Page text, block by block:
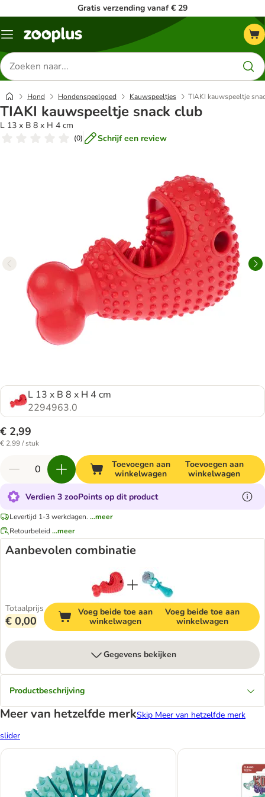
Gratis verzending vanaf € 29
Menu
Zoeken
naar
producten
Hond Hondenspeelgoed Kauwspeeltjes TIAKI kauwspeeltje
TIAKI kauwspeeltje snack club
L 13 x B 8 x H 4 cm
(0) Schrijf een review
L 13 x B 8 x H 4 cm
2294963.0
€ 2,99
€ 2,99 / stuk
Toevoegen aan
winkelwagen
Toevoegen aan
winkelwagen
Verdien 3 zooPoints op dit product
Levertijd 1-3 werkdagen. ...meer
Retourbeleid ...meer
Aanbevolen combinatie
Totaalprijs
€ 0,00
Voeg beide toe aan
winkelwagen
Voeg beide toe aan
winkelwagen
Gegevens bekijken
Productbeschrijving
Meer van hetzelfde merkSkip Meer van hetzelfde merk
slider